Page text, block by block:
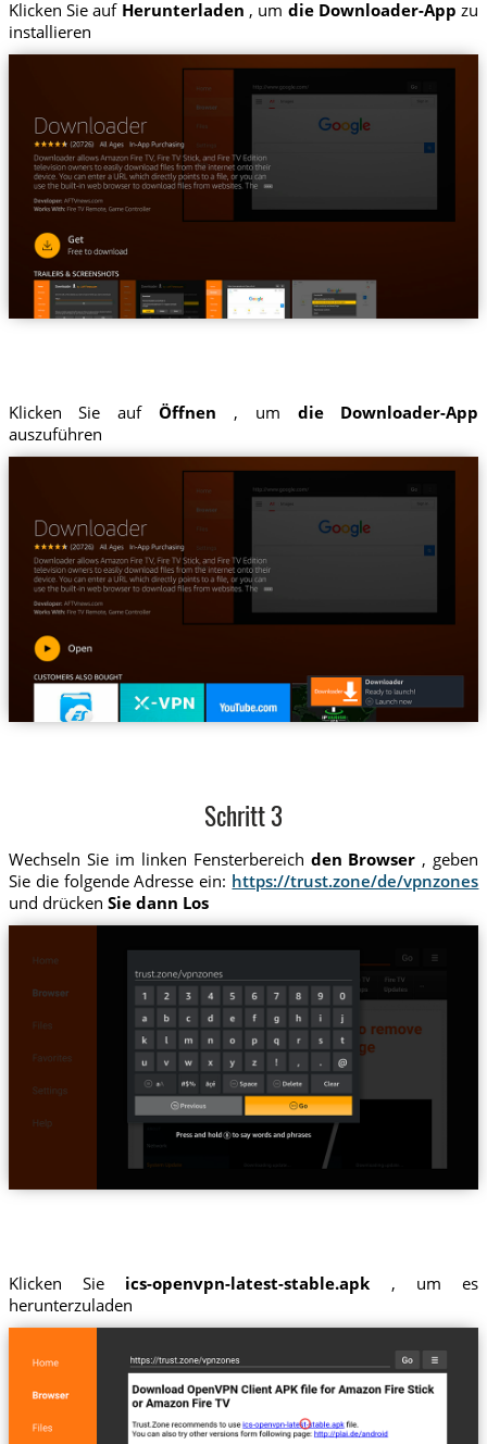
Klicken Sie auf Herunterladen , um die Downloader-App zu
installieren
Klicken Sie aufÖffnen , um die Downloader-App
auszuführen
Schritt 3
Wechseln Sie im linken Fensterbereich den Browser , geben
Sie die folgende Adresse ein: https://trust.zone/de/vpnzones
und drücken Sie dann Los
Klicken Sie ics-openvpn-latest-stable.apk , um es
herunterzuladen